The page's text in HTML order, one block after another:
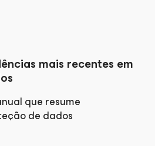
mais recentes em
que resume
de dados